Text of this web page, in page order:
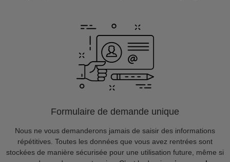
Formulaire de demande unique
Nous ne vous demanderons jamais de saisir des informations
répétitives. Toutes les données que vous avez rentrées sont
stockées de manière sécurisée pour une utilisation future, même si